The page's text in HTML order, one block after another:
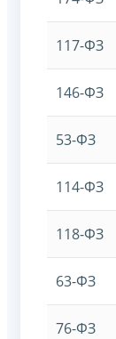
117-ФЗ
146-ФЗ
53-ФЗ
114-ФЗ
118-ФЗ
63-ФЗ
76-ФЗ